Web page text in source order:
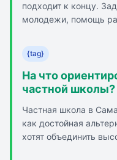
подходит к концу.
молодежи, помощь
детских площадок по
популярный туризм`
ведущие вузы,
объекты.
Конгресс молодых
мероприятием
{tag}
На что
частной школы?
Частная школа в
как достойная
хотят объединить